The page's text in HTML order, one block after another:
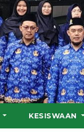
KESISWAAN